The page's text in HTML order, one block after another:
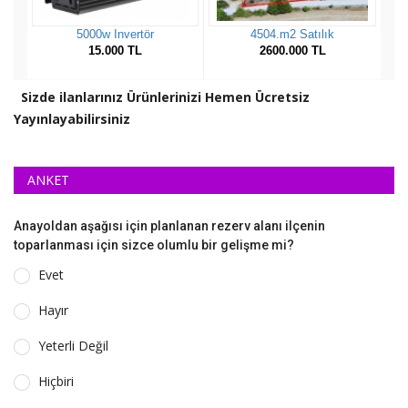
Sizde ilanlarınız Ürünlerinizi Hemen Ücretsiz
Yayınlayabilirsiniz
ANKET
Anayoldan aşağısı için planlanan rezerv alanı ilçenin
toparlanması için sizce olumlu bir gelişme mi?
Evet
Hayır
Yeterli Değil
Hiçbiri